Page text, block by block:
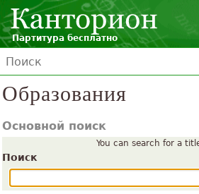
Партитура бесплатно
Образования
Основной поиск
You can search for a
Поиск